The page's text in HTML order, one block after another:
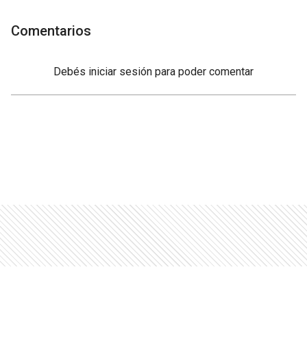
Comentarios
Debés iniciar sesión para poder comentar